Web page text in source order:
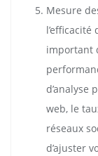
Mesure
important
d’analyse
web, le
réseaux
d’ajuster